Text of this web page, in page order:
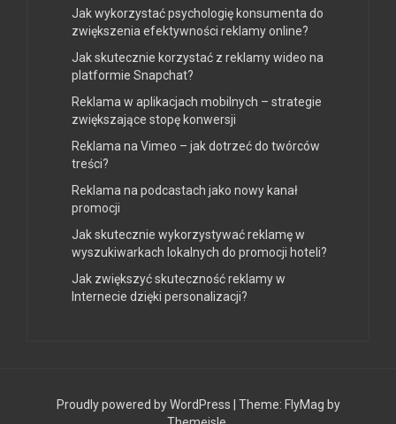
Jak wykorzystać psychologię konsumenta do
zwiększenia efektywności reklamy online?
Jak skutecznie korzystać z reklamy wideo na
platformie Snapchat?
Reklama w aplikacjach mobilnych – strategie
zwiększające stopę konwersji
Reklama na Vimeo – jak dotrzeć do twórców
treści?
Reklama na podcastach jako nowy kanał
promocji
Jak skutecznie wykorzystywać reklamę w
wyszukiwarkach lokalnych do promocji hoteli?
Jak zwiększyć skuteczność reklamy w
Internecie dzięki personalizacji?
Proudly powered by WordPress Theme: FlyMag by